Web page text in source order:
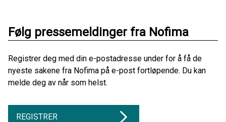
Følg pressemeldinger fra Nofima
Registrer deg med din e-postadresse under for å få de
nyeste sakene fra Nofima på e-post fortløpende. Du kan
melde deg av når som helst.
REGISTRER